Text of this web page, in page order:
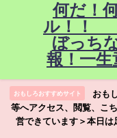
何だ！
ル！！
ぼっち
報！一生
おもしろおすすめサイト
おも
等へアクセス、閲覧、こ
営できています＞本日は